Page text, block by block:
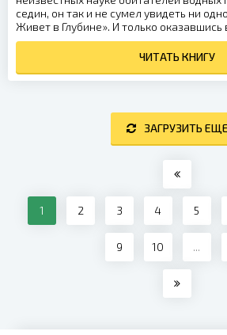
седин, он так и не сумел увидеть ни
Живет в Глубине». И только оказавшись
ЧИТАТЬ КНИГУ
ЗАГРУЗИТЬ ЕЩЕ
1 2 3 4 5
9 10 ...